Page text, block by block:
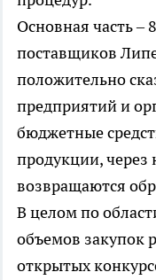
Основная часть –
поставщиков
положительно
предприятий и
бюджетные
продукции, через
возвращаются
В целом по
объемов закупок
открытых